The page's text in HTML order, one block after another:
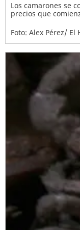
Los camarones se
precios que
Foto: Alex Pérez/ El